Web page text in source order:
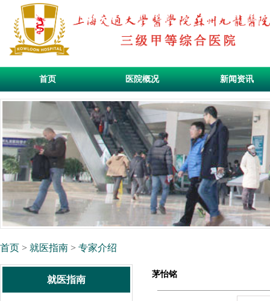
首页 医院概况 新闻资讯
首页 > 就医指南 > 专家介绍
就医指南
茅怡铭